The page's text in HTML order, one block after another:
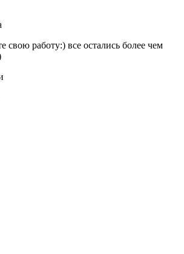
свою работу:) все остались более чем